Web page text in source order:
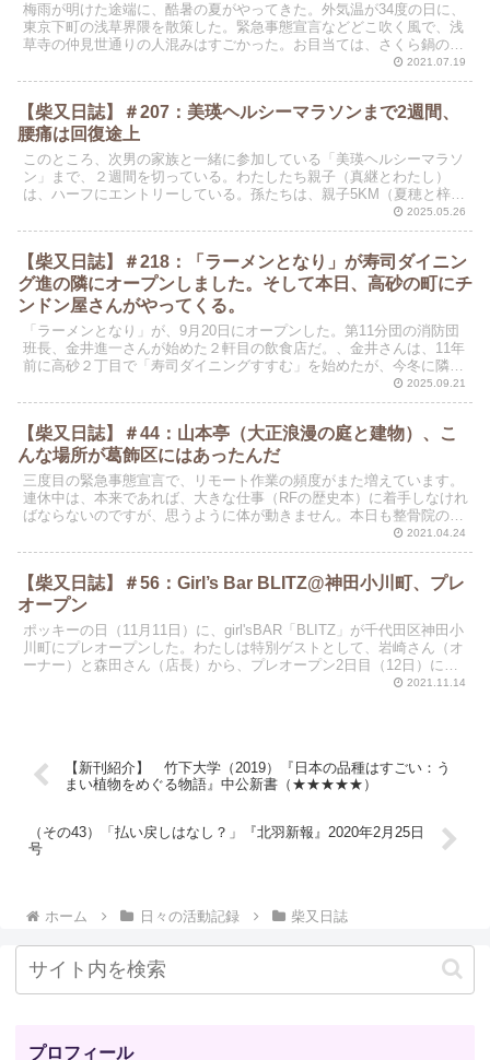
梅雨が明けた途端に、酷暑の夏がやってきた。外気温が34度の日に、
東京下町の浅草界隈を散策した。緊急事態宣言などどこ吹く風で、浅
草寺の仲見世通りの人混みはすごかった。お目当ては、さくら鍋の中
江。明治初期から続く老舗で、建物は隣の土手の伊勢屋と... 2021.07.19
【柴又日誌】＃207：美瑛ヘルシーマラソンまで2週間、
腰痛は回復途上
このところ、次男の家族と一緒に参加している「美瑛ヘルシーマラソ
ン」まで、２週間を切っている。わたしたち親子（真継とわたし）
は、ハーフにエントリーしている。孫たちは、親子5KM（夏穂と梓）
と小学生5KM（穂高）に出る準備をしている。まさえさん...2025.05.26
【柴又日誌】＃218：「ラーメンとなり」が寿司ダイニン
グ進の隣にオープンしました。そして本日、高砂の町にチ
ンドン屋さんがやってくる。
「ラーメンとなり」が、9月20日にオープンした。第11分団の消防団
班長、金井進一さんが始めた２軒目の飲食店だ。、金井さんは、11年
前に高砂２丁目で「寿司ダイニングすすむ」を始めたが、今冬に隣の
2025.09.21
【柴又日誌】＃44：山本亭（大正浪漫の庭と建物）、こ
んな場所が葛飾区にはあったんだ
三度目の緊急事態宣言で、リモート作業の頻度がまた増えています。
連休中は、本来であれば、大きな仕事（RFの歴史本）に着手しなけれ
ばならないのですが、思うように体が動きません。本日も整骨院の後
で、筋トレでリハビリになります。PCで文章を書く時間...
2021.04.24
【柴又日誌】＃56：Girl’s Bar BLITZ@神田小川町、プレ
オープン
ポッキーの日（11月11日）に、girl'sBAR「BLITZ」が千代田区神田小
川町にプレオープンした。わたしは特別ゲストとして、岩崎さん（オ
ーナー）と森田さん（店長）から、プレオープン2日目（12日）に招
2021.11.14
【新刊紹介】 竹下大学（2019）『日本の品種はすごい：う
まい植物をめぐる物語』中公新書（★★★★★）
（その43）「払い戻しはなし？」『北羽新報』2020年2月25日
号
ホーム 日々の活動記録 柴又日誌
プロフィール